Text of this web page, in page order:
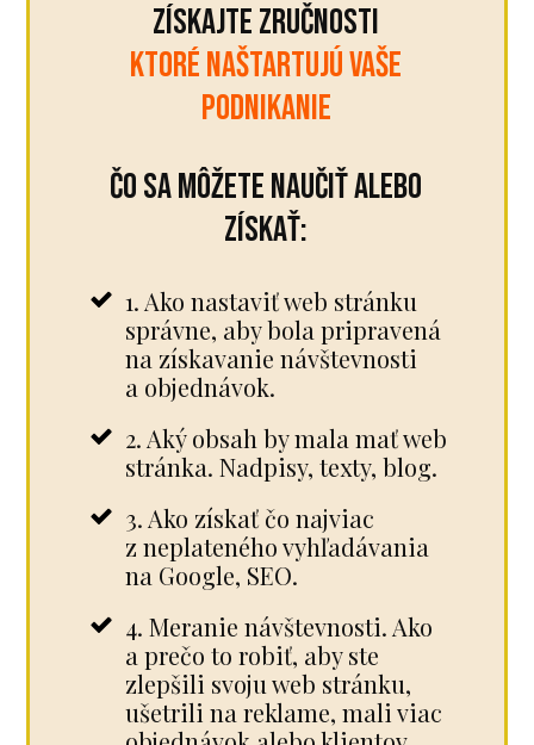
Získajte zručnosti
KTORÉ NAŠTARTUJÚ VAŠE
PODNIKANIE
Čo sa môžete naučiť alebo
získať:
1. Ako nastaviť web stránku
správne, aby bola pripravená
na získavanie návštevnosti
a objednávok.
2. Aký obsah by mala mať web
stránka. Nadpisy, texty, blog.
3. Ako získať čo najviac
z neplateného vyhľadávania
na Google, SEO.
4. Meranie návštevnosti. Ako
a prečo to robiť, aby ste
zlepšili svoju web stránku,
ušetrili na reklame, mali viac